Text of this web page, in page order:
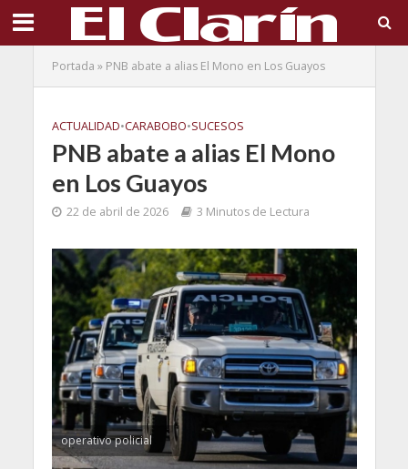
Portada » PNB abate a alias El Mono en Los Guayos
ACTUALIDAD•CARABOBO•SUCESOS
PNB abate a alias El Mono
en Los Guayos
22 de abril de 2026 3 Minutos de Lectura
operativo policial